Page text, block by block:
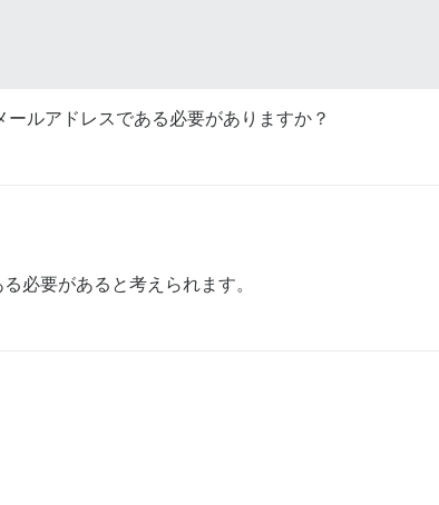
ルアドレスである必要がありますか？
必要があると考えられます。